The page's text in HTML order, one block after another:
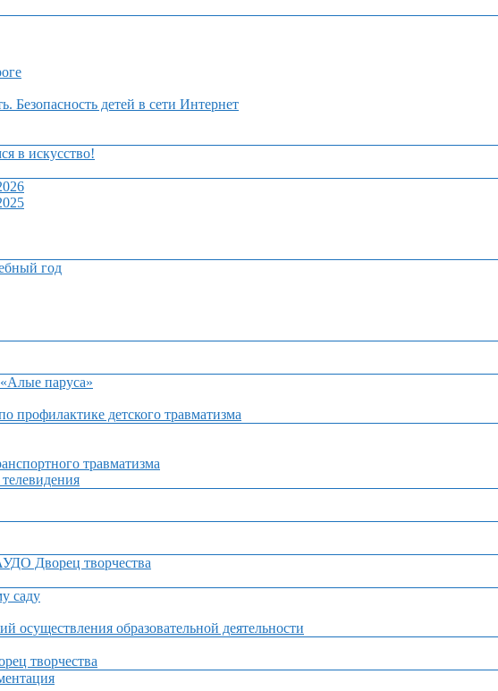
Безопасность детей в сети Интернет
в искусство!
год
паруса»
детского травматизма
травматизма
Дворец творчества
саду
осуществления образовательной деятельности
творчества